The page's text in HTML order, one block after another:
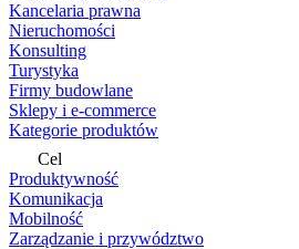
Kancelaria prawna
Nieruchomości
Konsulting
Turystyka
Firmy budowlane
Sklepy i e-commerce
Kategorie produktów
Cel
Produktywność
Komunikacja
Mobilność
Zarządzanie i przywództwo